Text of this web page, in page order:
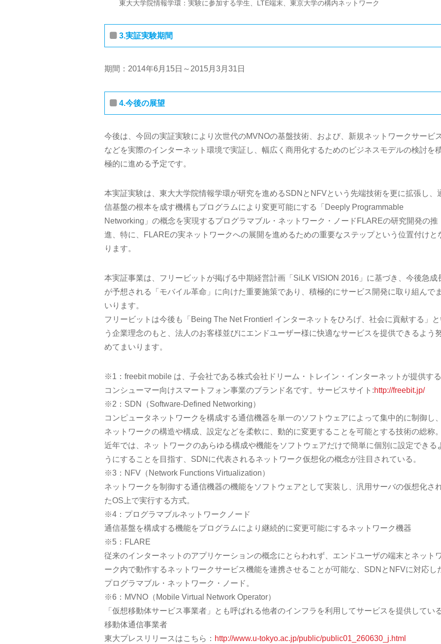
東大大学院情報学環：実験に参加する学生、LTE端末、東京大学の構内ネットワーク
3.実証実験期間
期間：2014年6月15日～2015月3月31日
4.今後の展望
今後は、今回の実証実験により次世代のMVNOの基盤技術、および、新規ネットワークサービス
などを実際のインターネット環境で実証し、幅広く商用化するためのビジネスモデルの検討を
極的に進める予定です。
本実証実験は、東大大学院情報学環が研究を進めるSDNとNFVという先端技術を更に拡張し、
信基盤の根本を成す機構もプログラムにより変更可能にする「Deeply Programmable
Networking」の概念を実現するプログラマブル・ネットワーク・ノードFLAREの研究開発の推
進、特に、FLAREの実ネットワークへの展開を進めるための重要なステップという位置付けと
ります。
本実証事業は、フリービットが掲げる中期経営計画「SiLK VISION 2016」に基づき、今後急成
が予想される「モバイル革命」に向けた重要施策であり、積極的にサービス開発に取り組んでま
いります。
フリービットは今後も「Being The Net Frontier! インターネットをひろげ、社会に貢献する」と
う企業理念のもと、法人のお客様並びにエンドユーザー様に快適なサービスを提供できるよう
めてまいります。
※1：freebit mobile は、子会社である株式会社ドリーム・トレイン・インターネットが提供する
コンシューマー向けスマートフォン事業のブランド名です。サービスサイト:http://freebit.jp/
※2：SDN（Software-Defined Networking）
コンピュータネットワークを構成する通信機器を単一のソフトウェアによって集中的に制御し、
ネットワークの構造や構成、設定などを柔軟に、動的に変更することを可能とする技術の総称。
近年では、ネッ トワークのあらゆる構成や機能をソフトウェアだけで簡単に個別に設定できる
うにすることを目指す、SDNに代表されるネットワーク仮想化の概念が注目されている。
※3：NFV（Network Functions Virtualization）
ネットワークを制御する通信機器の機能をソフトウェアとして実装し、汎用サーバの仮想化さ
たOS上で実行する方式。
※4：プログラマブルネットワークノード
通信基盤を構成する機能をプログラムにより継続的に変更可能にするネットワーク機器
※5：FLARE
従来のインターネットのアプリケーションの概念にとらわれず、エンドユーザの端末とネット
ーク内で動作するネットワークサービス機能を連携させることが可能な、SDNとNFVに対応し
プログラマブル・ネットワーク・ノード。
※6：MVNO（Mobile Virtual Network Operator）
「仮想移動体サービス事業者」とも呼ばれる他者のインフラを利用してサービスを提供してい
移動体通信事業者
東大プレスリリースはこちら： http://www.u-tokyo.ac.jp/public/public01_260630_j.html